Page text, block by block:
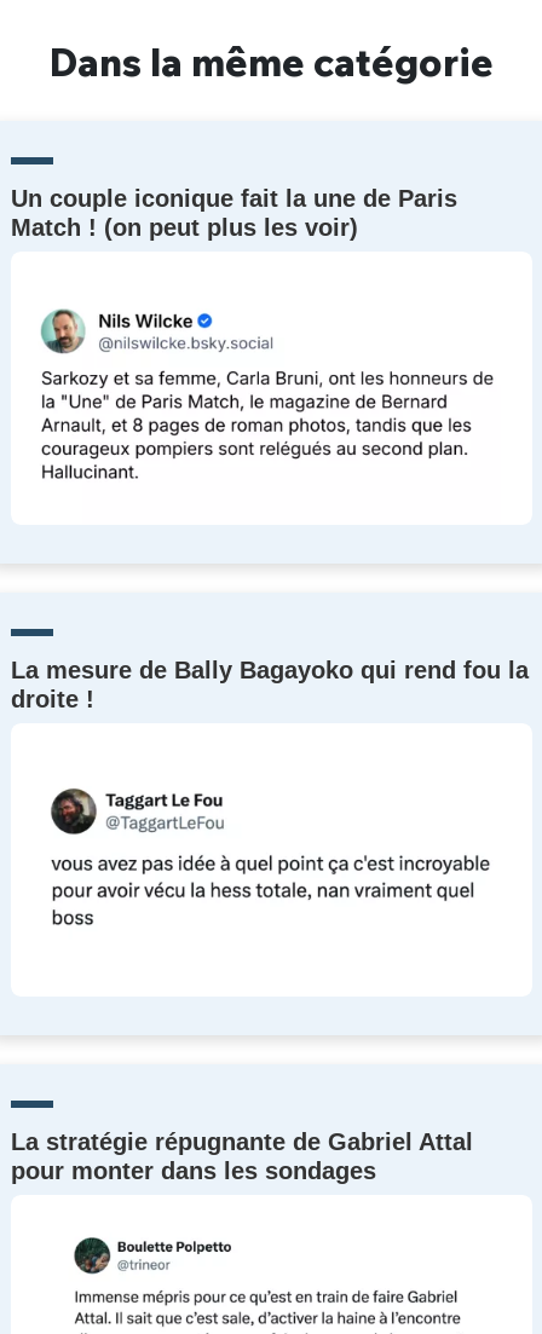
Dans la même catégorie
Un couple iconique fait la une de Paris
Match ! (on peut plus les voir)
La mesure de Bally Bagayoko qui rend fou la
droite !
La stratégie répugnante de Gabriel Attal
pour monter dans les sondages